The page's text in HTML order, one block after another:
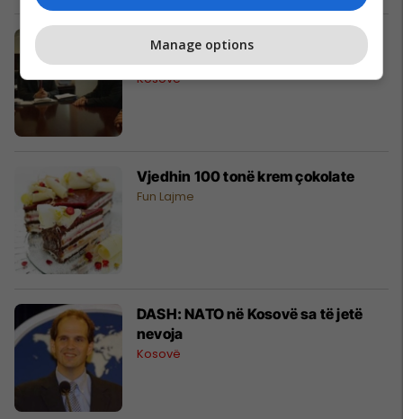
Balancohet lista e prioriteteve për
integrim evropian të Kosovës
Kosovë
Vjedhin 100 tonë krem çokolate
Fun Lajme
DASH: NATO në Kosovë sa të jetë
nevoja
Kosovë
Manage options